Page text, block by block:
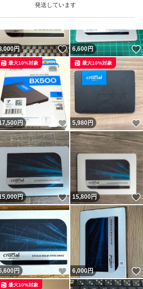
発送しています
いね！
円 いいね！
6,600円
いね！
円 いいね！
最大10%対象
5,980円
最大10%対象
いね！
円 いいね！
15,800円
いね！
円 いいね！
6,000円
最大10%対象